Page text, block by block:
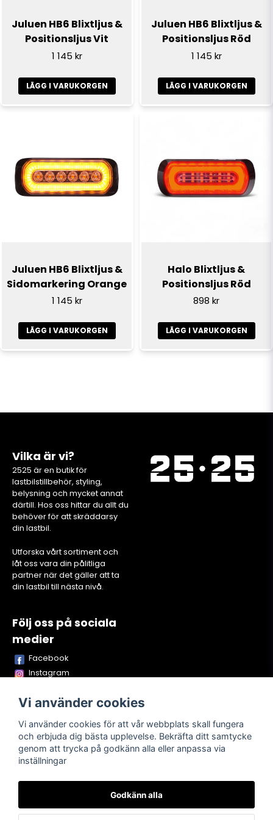
Arbetstemperatur: -30°C till +60°C
IP-klass: IP67
Juluen HB6 Blixtljus &
Positionsljus Vit
1 145 kr
LÄGG I VARUKORGEN
Juluen HB6 Blixtljus &
Positionsljus Röd
1 145 kr
LÄGG I VARUKORGEN
Juluen HB6 Blixtljus &
Sidomarkering Orange
1 145 kr
LÄGG I VARUKORGEN
Halo Blixtljus &
Positionsljus Röd
898 kr
LÄGG I VARUKORGEN
Vilka är vi?
2525 är en butik för
lastbilstillbehör, styling,
belysning och mycket annat
därtill. Hos oss hittar du allt du
behöver för att skräddarsy
din lastbil.
Utforska vårt sortiment och
låt oss vara din pålitliga
partner när det gäller att ta
din lastbil till nästa nivå.
Följ oss på sociala
medier
Facebook
Instagram
TikTok
Köpvillkor Kontakta oss Om oss
Vi använder cookies
Vi använder cookies för att vår webbplats skall fungera
och erbjuda dig bästa upplevelse. Bekräfta ditt samtycke
genom att trycka på godkänn alla eller anpassa via
inställningar
Godkänn alla